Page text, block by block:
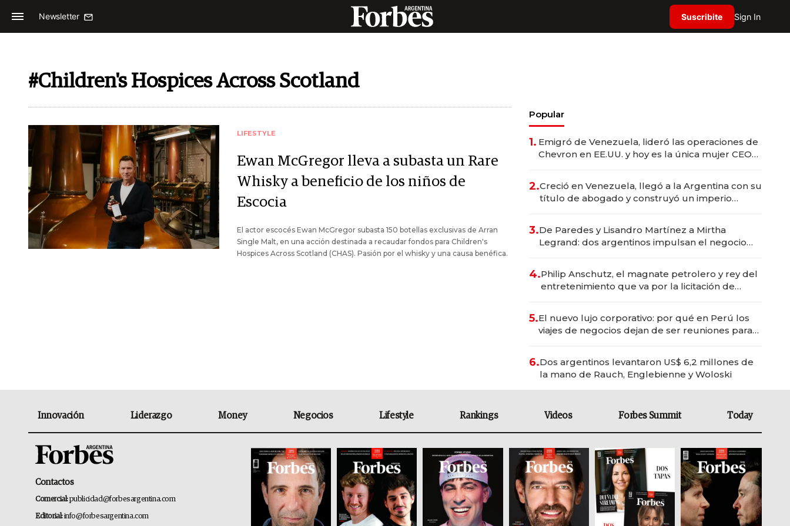
Newsletter Suscribite Sign In
#Children's Hospices Across Scotland
LIFESTYLE
Ewan McGregor lleva a subasta un Rare
Whisky a beneficio de los niños de
Escocia
El actor escocés Ewan McGregor subasta 150 botellas exclusivas de Arran
Single Malt, en una acción destinada a recaudar fondos para Children's
Hospices Across Scotland (CHAS). Pasión por el whisky y una causa benéfica.
Popular
1. Emigró de Venezuela, lideró las operaciones de
Chevron en EE.UU. y hoy es la única mujer CEO
2.Creció en Venezuela, llegó a la Argentina con su
título de abogado y construyó un imperio
3.De Paredes y Lisandro Martínez a Mirtha
Legrand: dos argentinos impulsan el negocio
4.Philip Anschutz, el magnate petrolero y rey del
entretenimiento que va por la licitación de
5.El nuevo lujo corporativo: por qué en Perú los
viajes de negocios dejan de ser reuniones para
6.Dos argentinos levantaron US$ 6,2 millones de
la mano de Rauch, Englebienne y Woloski
Innovación Liderazgo Money Negocios Lifestyle Rankings Videos Forbes Summit Today
Contactos
Comercial:publicidad@forbesargentina.com
Editorial:info@forbesargentina.com